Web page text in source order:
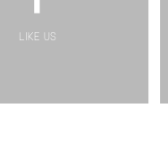
LIKE US